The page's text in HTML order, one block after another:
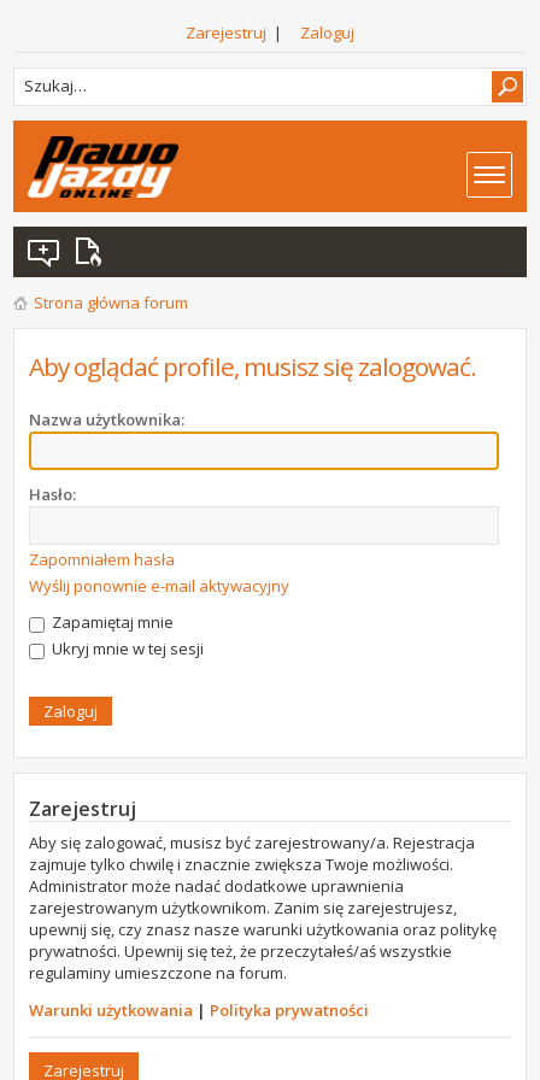
Zarejestruj | Zaloguj
Strona główna forum
Aby oglądać profile, musisz się zalogować.
Nazwa użytkownika:
Hasło:
Zapomniałem hasła
Wyślij ponownie e-mail aktywacyjny
Zapamiętaj mnie
Ukryj mnie w tej sesji
Zarejestruj
Aby się zalogować, musisz być zarejestrowany/a. Rejestracja
zajmuje tylko chwilę i znacznie zwiększa Twoje możliwości.
Administrator może nadać dodatkowe uprawnienia
zarejestrowanym użytkownikom. Zanim się zarejestrujesz,
upewnij się, czy znasz nasze warunki użytkowania oraz politykę
prywatności. Upewnij się też, że przeczytałeś/aś wszystkie
regulaminy umieszczone na forum.
Warunki użytkowania | Polityka prywatności
Zarejestruj